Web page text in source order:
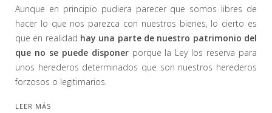
Aunque en principio pudiera parecer que somos libres de
hacer lo que nos parezca con nuestros bienes, lo cierto es
que en realidad hay una parte de nuestro patrimonio del
que no se puede disponerporque la Ley los reserva para
unos herederos determinados que son nuestros herederos
forzosos o legitimarios.
LEER MÁS